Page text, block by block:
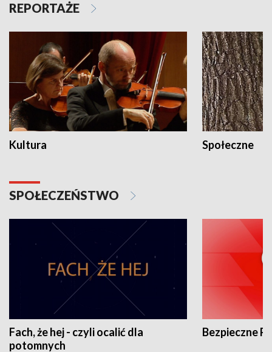
REPORTAŻE
Kultura Społeczne
SPOŁECZEŃSTWO
Fach, że hej - czyli ocalić dla
potomnych
Bezpieczne